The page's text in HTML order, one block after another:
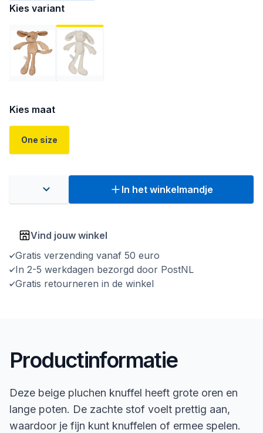
Kies variant
Kies maat
One size
In het winkelmandje
Vind jouw winkel
Gratis verzending vanaf 50 euro
In 2-5 werkdagen bezorgd door PostNL
Gratis retourneren in de winkel
Productinformatie
Deze beige pluchen knuffel heeft grote oren en
lange poten. De zachte stof voelt prettig aan,
waardoor je fijn kunt knuffelen of ermee spelen.